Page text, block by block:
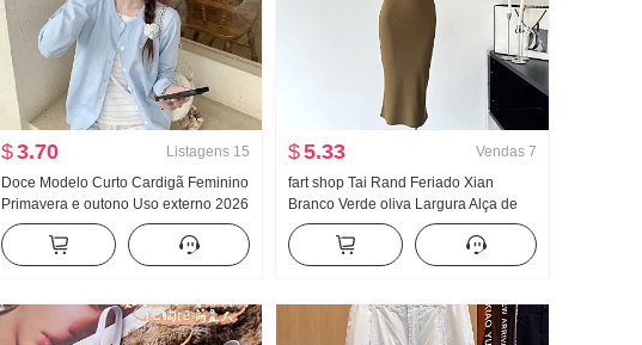
$3.70 Listagens 15
Doce Modelo Curto Cardigã Feminino
Primavera e outono Uso externo 2026
Novo Fora Pegue Início do outono
chic Este ano Popular De Malha
Casaco
$5.33 Vendas 7
fart shop Tai Rand Feriado Xian
Branco Verde oliva Largura Alça de
Ombro Pit Artigo Vestido feminino
Primavera e verão Vestido longo